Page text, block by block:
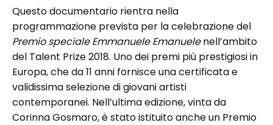
Questo documentario rientra nella
programmazione prevista per la celebrazione del
Premio speciale Emmanuele Emanuelenell’ambito
del Talent Prize 2018. Uno dei premi più prestigiosi in
Europa, che da 11 anni fornisce una certificata e
validissima selezione di giovani artisti
contemporanei. Nell’ultima edizione, vinta da
Corinna Gosmaro, è stato istituito anche un Premio